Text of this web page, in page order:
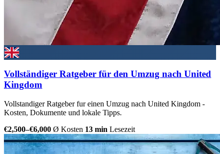
Vollständiger Ratgeber für den Umzug nach United
Kingdom
Vollstandiger Ratgeber fur einen Umzug nach United Kingdom -
Kosten, Dokumente und lokale Tipps.
€2,500–€6,000 Ø Kosten 13 min Lesezeit